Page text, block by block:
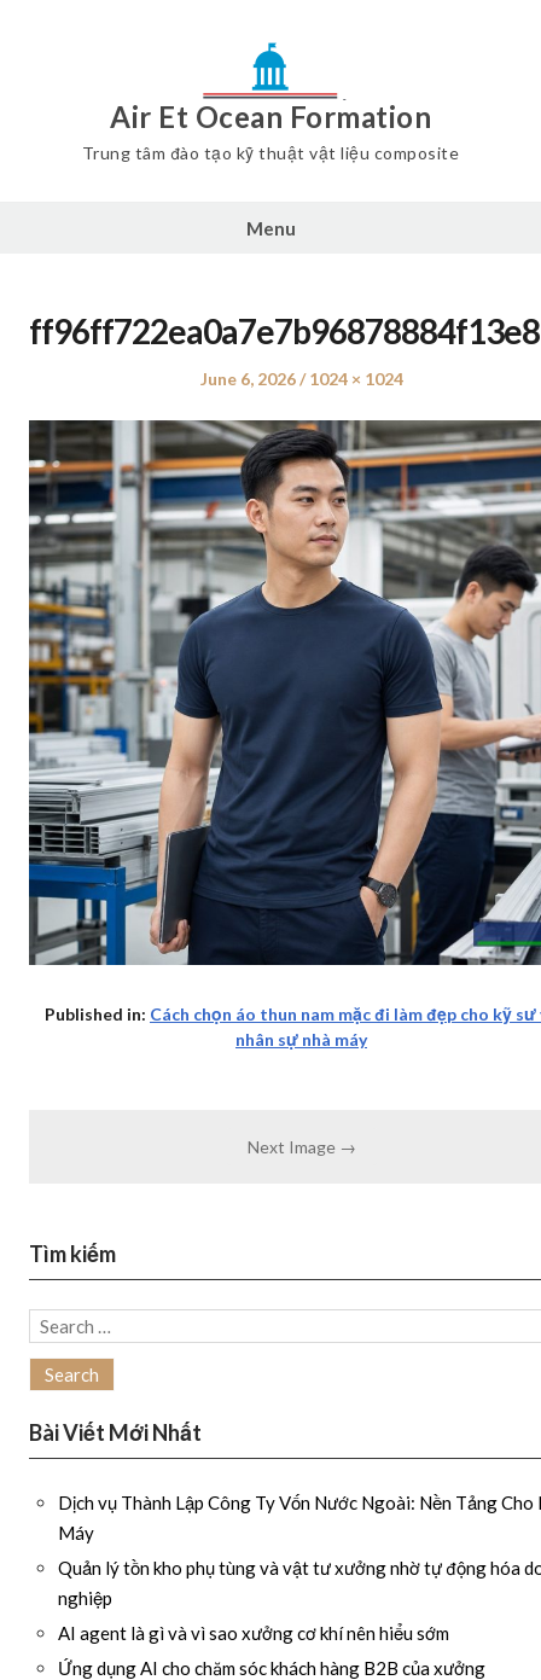
Air Et Ocean Formation
Trung tâm đào tạo kỹ thuật vật liệu composite
Menu
Posted
June 6, 2026
Full
1024 × 1024
Published in: Cách chọn áo thun nam mặc đi làm đẹp cho kỹ sư
nhân sự nhà máy
Next Image →
Tìm kiếm
Search
for:
Bài Viết Mới Nhất
Dịch vụ Thành Lập Công Ty Vốn Nước Ngoài: Nền Tảng Cho
Máy
Quản lý tồn kho phụ tùng và vật tư xưởng nhờ tự động hóa
nghiệp
AI agent là gì và vì sao xưởng cơ khí nên hiểu sớm
Ứng dụng AI cho chăm sóc khách hàng B2B của xưởng